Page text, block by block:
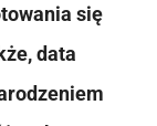
się
data